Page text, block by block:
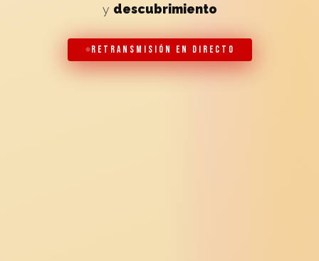
y descubrimiento
Retransmisión en directo